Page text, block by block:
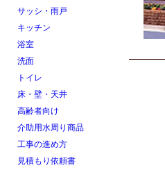
サッシ・雨戸
キッチン
浴室
洗面
トイレ
床・壁・天井
高齢者向け
介助用水周り商品
工事の進め方
見積もり依頼書